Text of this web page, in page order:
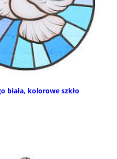
biała, kolorowe szkło